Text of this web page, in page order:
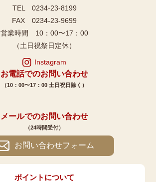
TEL 0234-23-8199
FAX 0234-23-9699
営業時間 10：00〜17：00
（土日祝祭日定休）
Instagram
お電話でのお問い合わせ
（10：00〜17：00 土日祝日除く）
メールでのお問い合わせ
（24時間受付）
お問い合わせフォーム
ポイントについて